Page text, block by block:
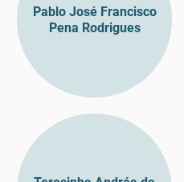
Pablo José Francisco
Pena Rodrigues